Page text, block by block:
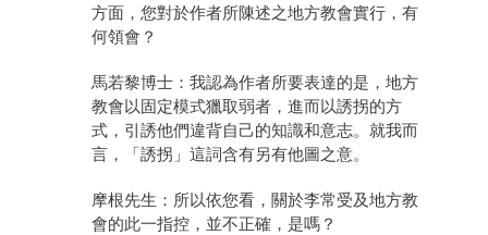
方面，您對於作者所陳述之地方教會實行，有
何領會？
馬若黎博士：我認為作者所要表達的是，地方
教會以固定模式獵取弱者，進而以誘拐的方
式，引誘他們違背自己的知識和意志。就我而
言，「誘拐」這詞含有另有他圖之意。
摩根先生：所以依您看，關於李常受及地方教
會的此一指控，並不正確，是嗎？